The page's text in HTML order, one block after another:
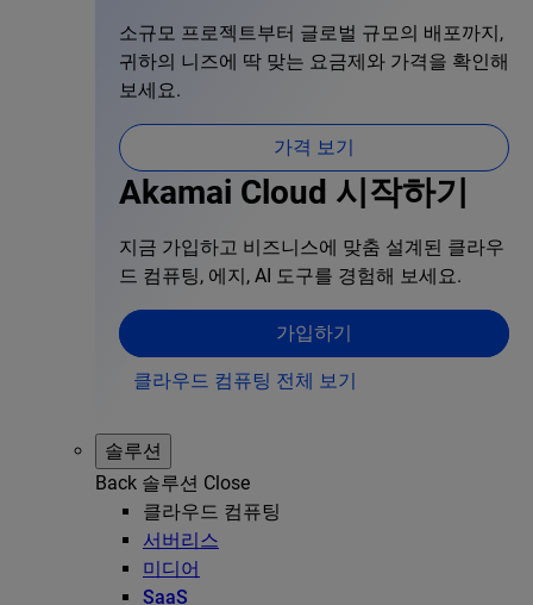
소규모 프로젝트부터 글로벌 규모의 배포까지,
귀하의 니즈에 딱 맞는 요금제와 가격을 확인해
보세요.
가격 보기
Akamai Cloud 시작하기
지금 가입하고 비즈니스에 맞춤 설계된 클라우
드 컴퓨팅, 에지, AI 도구를 경험해 보세요.
가입하기
클라우드 컴퓨팅 전체 보기
솔루션
Back 솔루션 Close
클라우드 컴퓨팅
서버리스
미디어
SaaS